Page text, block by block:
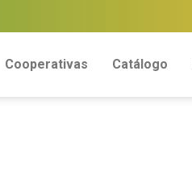
Cooperativas Catálogo